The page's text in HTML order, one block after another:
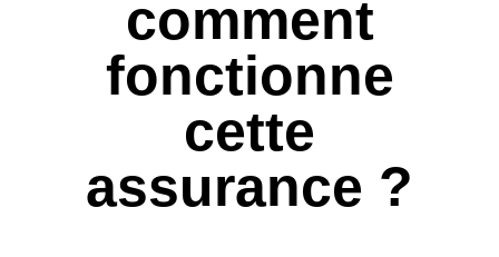
comment
fonctionne
cette
assurance ?